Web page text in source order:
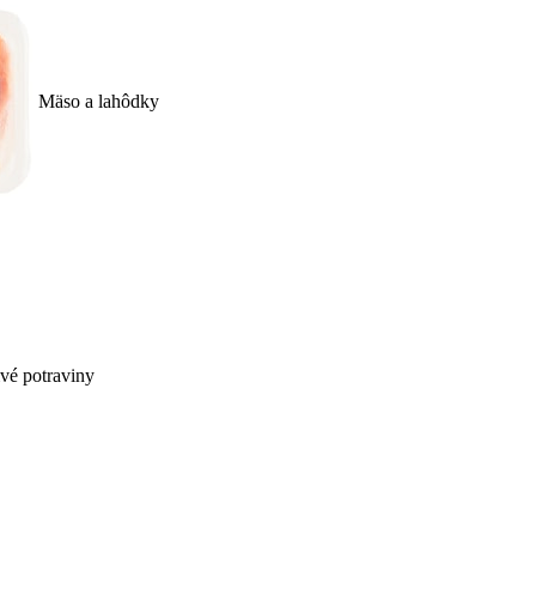
Mäso a lahôdky
potraviny